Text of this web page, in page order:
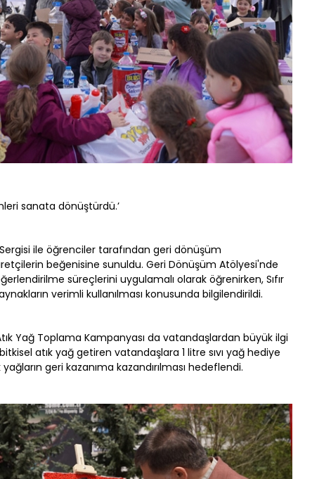
sanata dönüştürdü.’
Sergisi ile öğrenciler tarafından geri dönüşüm
beğenisine sunuldu. Geri Dönüşüm Atölyesi'nde
süreçlerini uygulamalı olarak öğrenirken, Sıfır
verimli kullanılması konusunda bilgilendirildi.
Yağ Toplama Kampanyası da vatandaşlardan büyük ilgi
atık yağ getiren vatandaşlara 1 litre sıvı yağ hediye
geri kazanıma kazandırılması hedeflendi.